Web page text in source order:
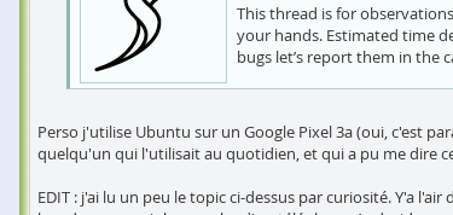
This thread is for
your hands. Estimated time
bugs let’s report them in the
Perso j'utilise Ubuntu sur un Google Pixel 3a (oui, c'est
quelqu'un qui l'utilisait au quotidien, et qui a pu me dire
EDIT : j'ai lu un peu le topic ci-dessus par curiosité. Y'a